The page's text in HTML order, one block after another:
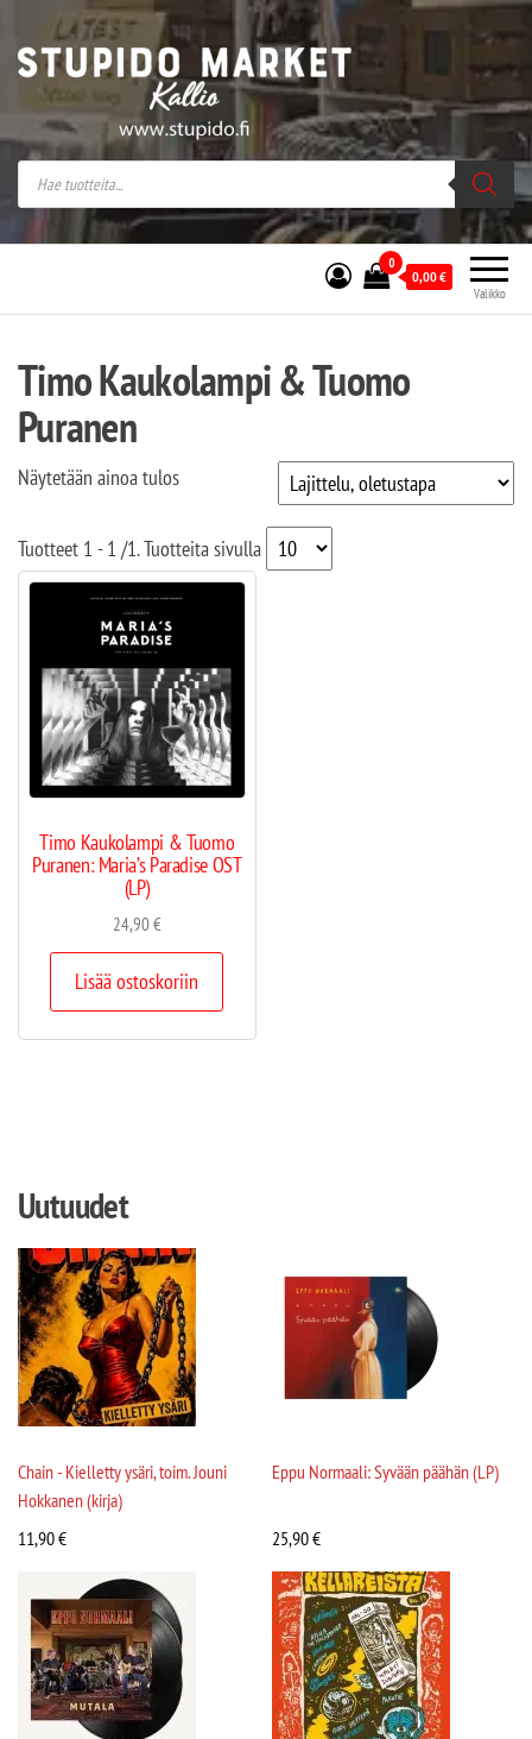
Stupido Market – verkossa ja kivijalassa
Stupido Market on vaihtoehtomusaan
erikoistunut verkko- sekä
kivijalkakauppa Helsingissä Kallion
sydämessä.
Valikko
0
0,00€
Timo Kaukolampi & Tuomo
Puranen
Näytetään ainoa tulos
Tuotteet 1 - 1 /1. Tuotteita sivulla
Timo Kaukolampi & Tuomo
Puranen: Maria’s Paradise OST
(LP)
24,90€
Lisää ostoskoriin
Uutuudet
Chain - Kielletty ysäri, toim. Jouni
Hokkanen (kirja)
11,90€
Eppu Normaali: Syvään päähän (LP)
25,90€